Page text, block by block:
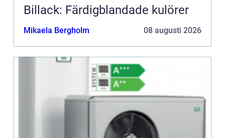
Billack: Färdigblandade kulörer
Mikaela Bergholm 08 augusti 2026